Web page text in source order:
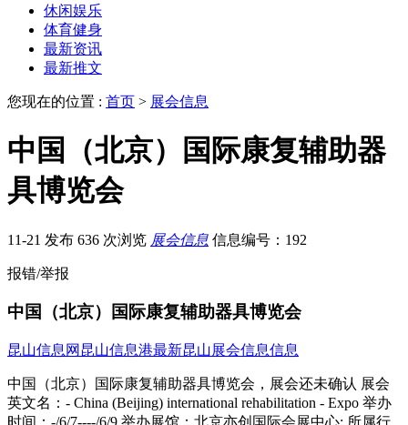
休闲娱乐
体育健身
最新资讯
最新推文
您现在的位置 : 首页 > 展会信息
中国（北京）国际康复辅助器
具博览会
11-21 发布 636 次浏览 展会信息 信息编号：192
报错/举报
中国（北京）国际康复辅助器具博览会
昆山信息网 昆山信息港最新昆山展会信息信息
中国（北京）国际康复辅助器具博览会，展会还未确认 展会
英文名：- China (Beijing) international rehabilitation - Expo 举办